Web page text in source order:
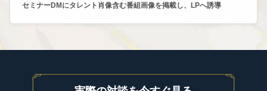
セミナーDMにタレント肖像含む番組画像を掲載し、LPへ誘導